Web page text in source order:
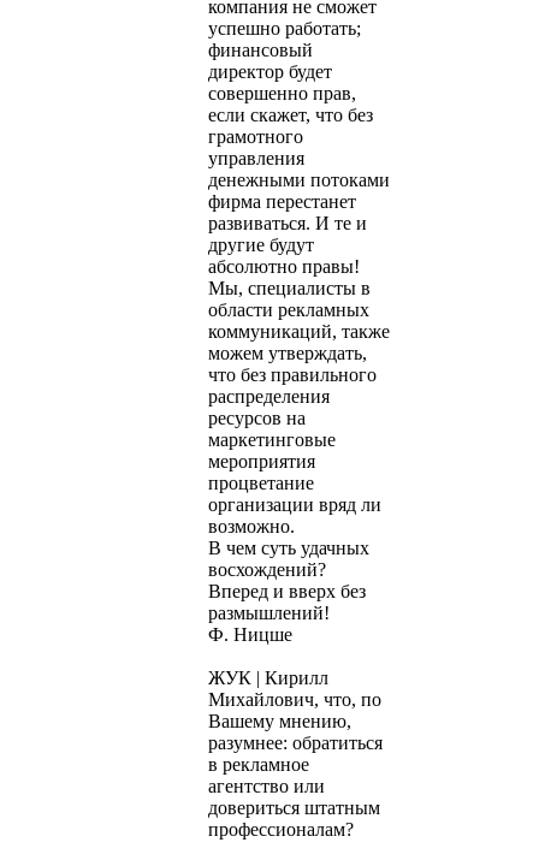
компания не сможет
успешно работать;
финансовый
директор будет
совершенно прав,
если скажет, что без
грамотного
управления
денежными потоками
фирма перестанет
развиваться. И те и
другие будут
абсолютно правы!
Мы, специалисты в
области рекламных
коммуникаций, также
можем утверждать,
что без правильного
распределения
ресурсов на
маркетинговые
мероприятия
процветание
организации вряд ли
возможно.
В чем суть удачных
восхождений?
Вперед и вверх без
размышлений!
Ф. Ницше
ЖУК | Кирилл
Михайлович, что, по
Вашему мнению,
разумнее: обратиться
в рекламное
агентство или
довериться штатным
профессионалам?